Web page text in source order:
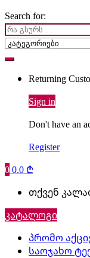
Search for:
Returning
Sign in
Don't have an
Register
00.0 ₾
თქვენ
კატალოგი
პრომო
საოჯახო